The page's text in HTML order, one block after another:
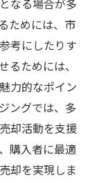
なる場合が多
ためには、市
考にしたりす
るためには、
力的なポイン
ングでは、多
却活動を支援
購入者に最適
却を実現しま